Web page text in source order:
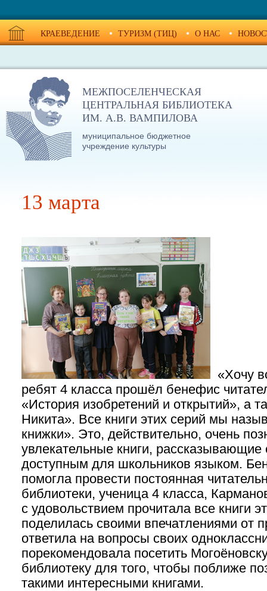
КРАЕВЕДЕНИЕ ТУРИЗМ (ТИЦ) О НАС
МЕЖПОСЕЛЕНЧЕСКАЯ
ЦЕНТРАЛЬНАЯ БИБЛИОТЕКА
ИМ. А.В. ВАМПИЛОВА
муниципальное бюджетное
учреждение культуры
13 марта
«Хочу
ребят 4 класса прошёл бенефис
«История изобретений и открытий», а
Никита». Все книги этих серий мы
книжки». Это, действительно, очень
увлекательные книги, рассказывающие
доступным для школьников языком.
помогла провести постоянная
библиотеки, ученица 4 класса,
с удовольствием прочитала все книги
поделилась своими впечатлениями от
ответила на вопросы своих
порекомендовала посетить
библиотеку для того, чтобы поближе
такими интересными книгами.